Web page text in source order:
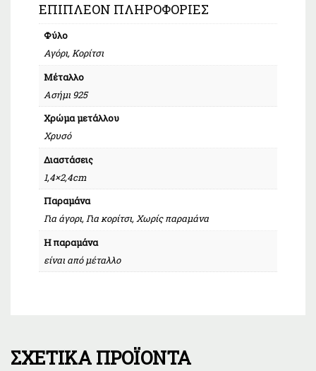
ΕΠΙΠΛΈΟΝ ΠΛΗΡΟΦΟΡΊΕΣ
Φύλο
Αγόρι, Κορίτσι
Μέταλλο
Ασήμι 925
Χρώμα μετάλλου
Χρυσό
Διαστάσεις
1,4×2,4cm
Παραμάνα
Για άγορι, Για κορίτσι, Χωρίς παραμάνα
Η παραμάνα
είναι από μέταλλο
ΣΧΕΤΙΚΆ ΠΡΟΪΌΝΤΑ